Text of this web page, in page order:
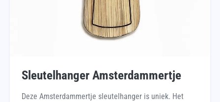
Sleutelhanger Amsterdammertje
Deze Amsterdammertje sleutelhanger is uniek. Het